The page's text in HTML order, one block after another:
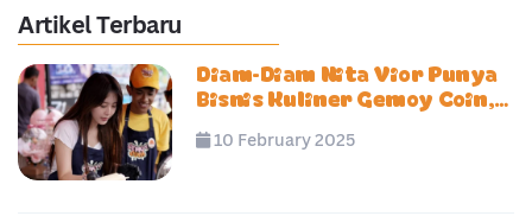
Artikel Terbaru
Diam-Diam Nita Vior Punya
Bisnis Kuliner Gemoy Coin,
Kota
10 February 2025